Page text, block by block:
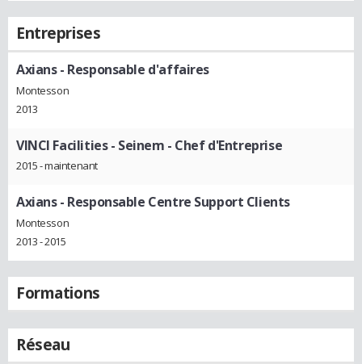
Entreprises
Axians- Responsable d'affaires
Montesson
2013
VINCI Facilities - Seinem - Chef d'Entreprise
2015 - maintenant
Axians- Responsable Centre Support Clients
Montesson
2013 - 2015
Formations
Réseau